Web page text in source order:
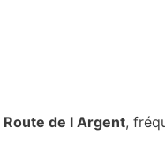
Route de l Argent,